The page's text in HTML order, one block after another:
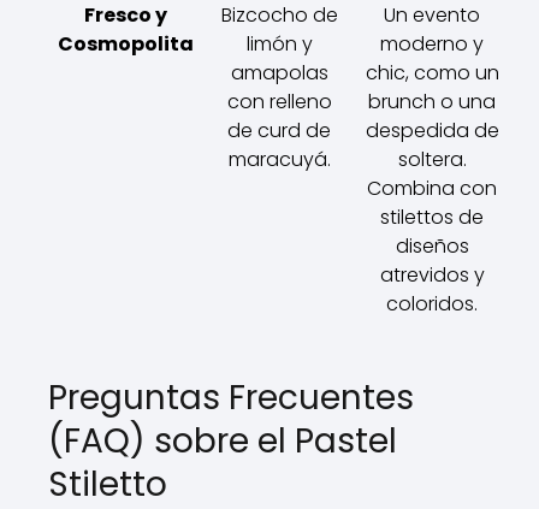
Fresco y
Cosmopolita
Bizcocho de
limón y
amapolas
con relleno
de curd de
maracuyá.
Un evento
moderno y
chic, como un
brunch o una
despedida de
soltera.
Combina con
stilettos de
diseños
atrevidos y
coloridos.
Preguntas Frecuentes
(FAQ) sobre el Pastel
Stiletto